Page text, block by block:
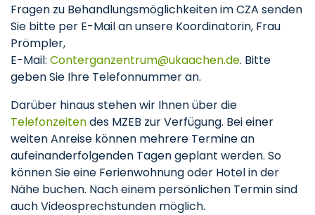
Fragen zu Behandlungsmöglichkeiten im CZA senden
Sie bitte per E-Mail an unsere Koordinatorin, Frau
Prömpler,
E-Mail: Conterganzentrum ukaachende. Bitte
geben Sie Ihre Telefonnummer an.
Darüber hinaus stehen wir Ihnen über die
Telefonzeitendes MZEB zur Verfügung. Bei einer
weiten Anreise können mehrere Termine an
aufeinanderfolgenden Tagen geplant werden. So
können Sie eine Ferienwohnung oder Hotel in der
Nähe buchen. Nach einem persönlichen Termin sind
auch Videosprechstunden möglich.